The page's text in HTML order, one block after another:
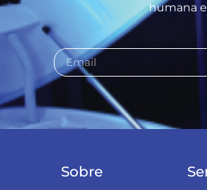
humana
Sobre